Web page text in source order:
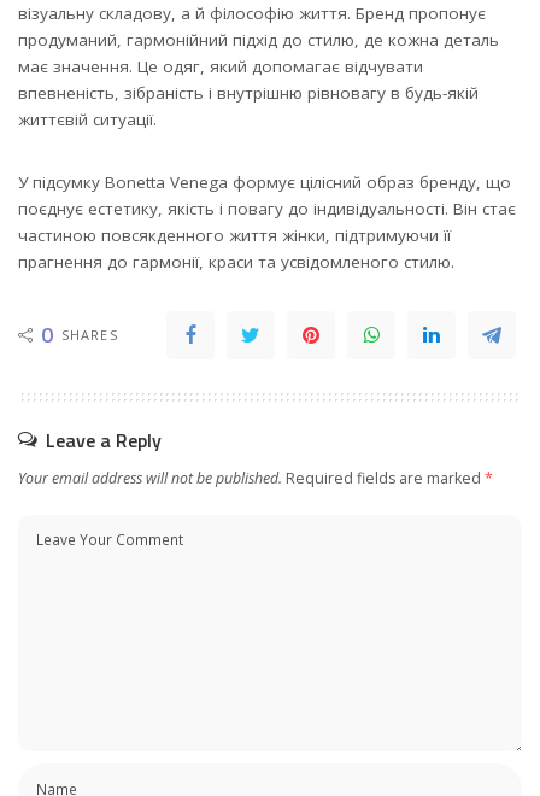
візуальну складову, а й філософію життя. Бренд пропонує
продуманий, гармонійний підхід до стилю, де кожна деталь
має значення. Це одяг, який допомагає відчувати
впевненість, зібраність і внутрішню рівновагу в будь-якій
життєвій ситуації.
У підсумку Bonetta Venega формує цілісний образ бренду, що
поєднує естетику, якість і повагу до індивідуальності. Він стає
частиною повсякденного життя жінки, підтримуючи її
прагнення до гармонії, краси та усвідомленого стилю.
0 SHARES
Leave a Reply
Your email address will not be published. Required fields are marked *